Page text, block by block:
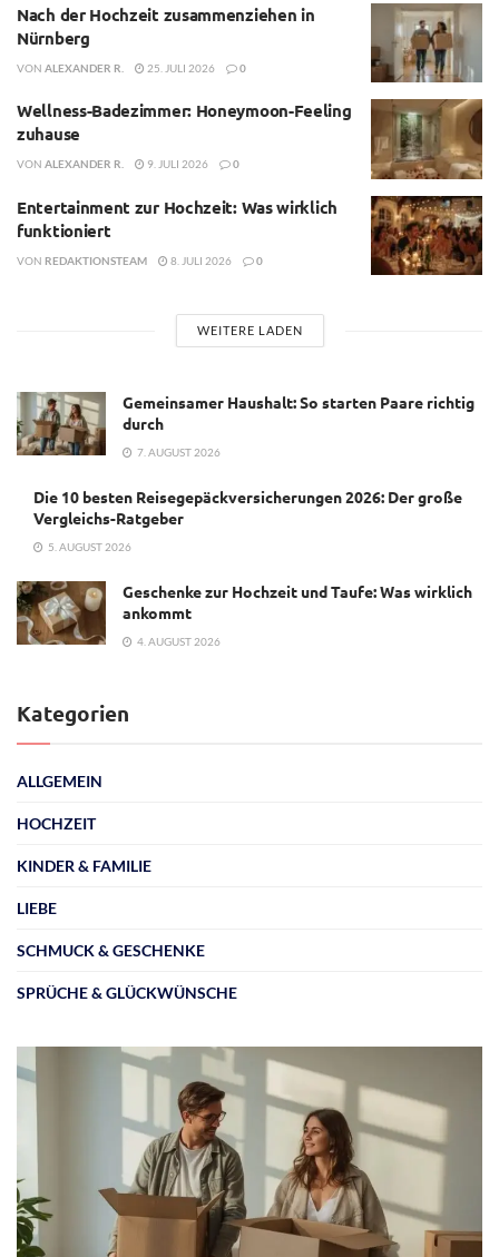
Nach der Hochzeit zusammenziehen in
Nürnberg
VON ALEXANDER R. 25. JULI 2026 0
Wellness-Badezimmer: Honeymoon-Feeling
zuhause
VON ALEXANDER R. 9. JULI 2026 0
Entertainment zur Hochzeit: Was wirklich
funktioniert
VON REDAKTIONSTEAM 8. JULI 2026 0
WEITERE LADEN
Gemeinsamer Haushalt: So starten Paare richtig
durch
7. AUGUST 2026
Die 10 besten Reisegepäckversicherungen 2026: Der große
Vergleichs-Ratgeber
5. AUGUST 2026
Geschenke zur Hochzeit und Taufe: Was wirklich
ankommt
4. AUGUST 2026
Kategorien
ALLGEMEIN
HOCHZEIT
KINDER & FAMILIE
LIEBE
SCHMUCK & GESCHENKE
SPRÜCHE & GLÜCKWÜNSCHE